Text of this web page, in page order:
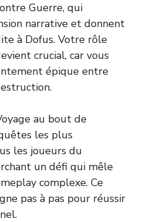
Guerre, qui
narrative et donnent
à Dofus. Votre rôle
crucial, car vous
épique entre
au bout de
les plus
les joueurs du
un défi qui mêle
complexe. Ce
pas à pas pour réussir